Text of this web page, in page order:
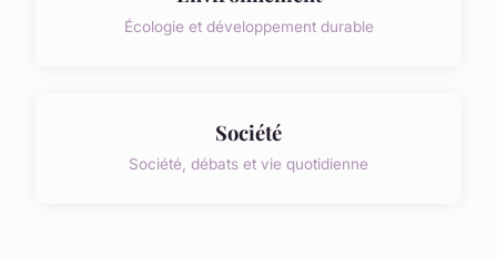
Écologie et développement durable
Société
Société, débats et vie quotidienne